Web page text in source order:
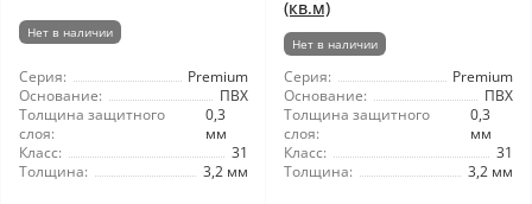
Нет в наличии
Серия:
Premium
Основание:
ПВХ
Толщина защитного
слоя:
0,3
мм
Класс:
31
Толщина:
3,2 мм
(кв.м)
Нет в наличии
Серия:
Premium
Основание:
ПВХ
Толщина защитного
слоя:
0,3
мм
Класс:
31
Толщина:
3,2 мм